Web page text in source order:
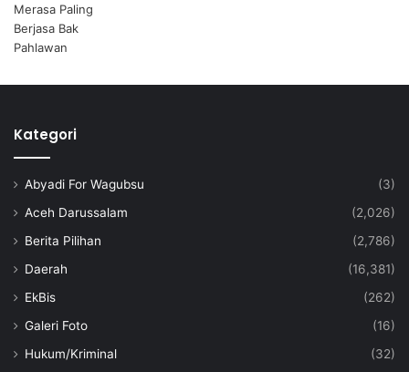
Kategori
Abyadi For Wagubsu
(3)
Aceh Darussalam
(2,026)
Berita Pilihan
(2,786)
Daerah
(16,381)
EkBis
(262)
Galeri Foto
(16)
Hukum/Kriminal
(32)